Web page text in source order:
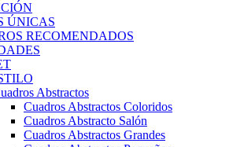
ÚNICAS
RECOMENDADOS
Abstractos
Cuadros Abstractos Coloridos
Cuadros Abstracto Salón
Cuadros Abstractos Grandes